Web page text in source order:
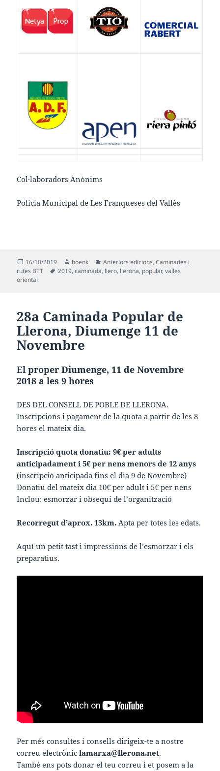
Col·laboradors Anònims
Policia Municipal de Les Franqueses del Vallès
Publicat
el
16/10/2019 Autor
hoenk Categories
Anteriors edicions,Caminades i
rutes BTT
Etiquetes
2019,caminada, llero, llerona, popular,valles
oriental
28a Caminada Popular de
Llerona, Diumenge 11 de
Novembre
El proper Diumenge, 11 de Novembre
2018 a les 9 hores
DES DEL CONSELL DE POBLE DE LLERONA.
Inscripcions i pagament de la quota a partir de les 8
hores el mateix dia.
Inscripció quota donatiu: 9€ per adults
anticipadament i 5€ per nens menors de 12 anys
(inscripció anticipada fins el dia 9 de Novembre)
Donatiu del mateix dia 10€ per adult i 5€ per nens
Inclou: esmorzar i obsequi de l’organització
Recorregut d’aprox. 13km. Apta per totes les edats.
Aquí un petit tast i impressions de l’esmorzar i els
preparatius.
Per més consultes i consells dirigeix-te a nostre
correu electròniclamarxa@llerona.net.
També ens pots donar el teu correu i et posem a la